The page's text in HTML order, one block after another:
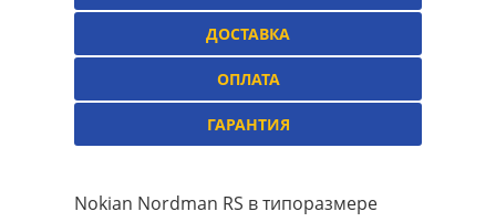
ДОСТАВКА
ОПЛАТА
ГАРАНТИЯ
Nokian Nordman RS в типоразмере